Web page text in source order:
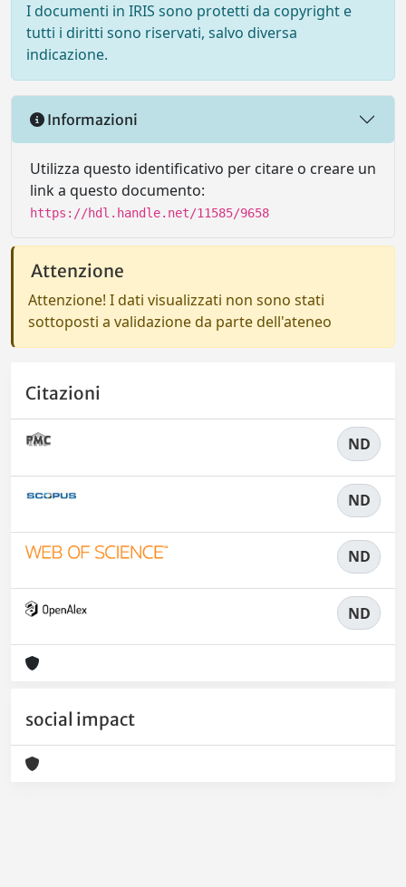
I documenti in IRIS sono protetti da copyright e
tutti i diritti sono riservati, salvo diversa
indicazione.
Informazioni
Utilizza questo identificativo per citare o creare un
link a questo documento:
https://hdl.handle.net/11585/9658
Attenzione
Attenzione! I dati visualizzati non sono stati
sottoposti a validazione da parte dell'ateneo
Citazioni
ND
ND
ND
ND
social impact